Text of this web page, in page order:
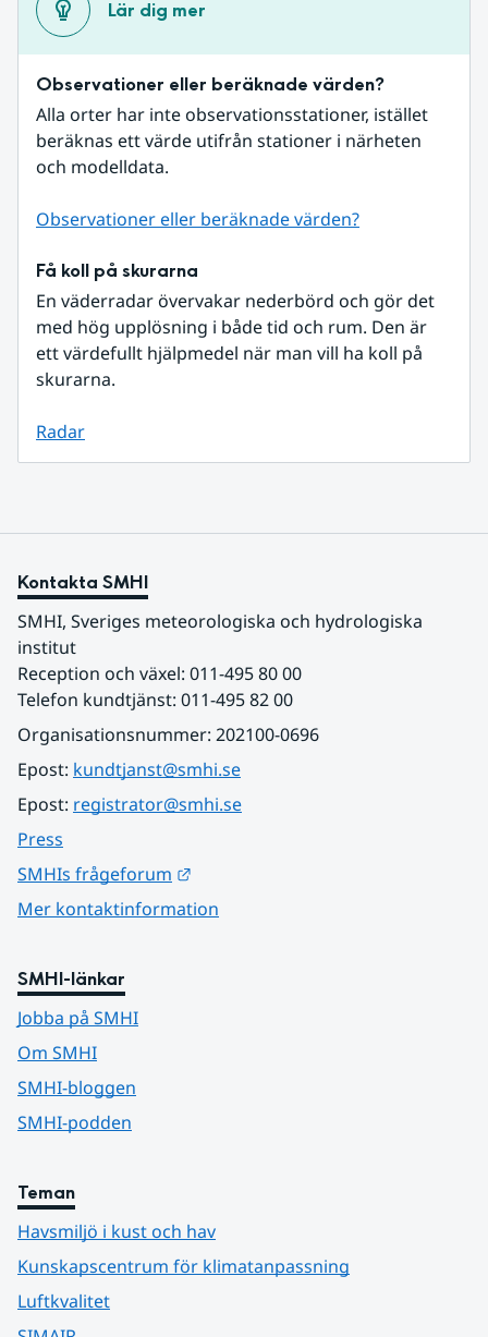
Lär dig mer
Observationer eller beräknade värden?
Alla orter har inte observationsstationer, istället
beräknas ett värde utifrån stationer i närheten
och modelldata.
Observationer eller beräknade värden?
Få koll på skurarna
En väderradar övervakar nederbörd och gör det
med hög upplösning i både tid och rum. Den är
ett värdefullt hjälpmedel när man vill ha koll på
skurarna.
Radar
Kontakta SMHI
SMHI, Sveriges meteorologiska och hydrologiska
institut
Reception och växel: 011-495 80 00
Telefon kundtjänst: 011-495 82 00
Organisationsnummer: 202100-0696
Epost: kundtjanst@smhi.se
Epost: registrator@smhi.se
Press
SMHIs frågeforum
Mer kontaktinformation
SMHI-länkar
Jobba på SMHI
Om SMHI
SMHI-bloggen
SMHI-podden
Teman
Havsmiljö i kust och hav
Kunskapscentrum för klimatanpassning
Luftkvalitet